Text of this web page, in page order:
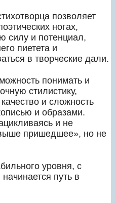
позволяет
ногах,
силу и потенциал,
пиетета и
в творческие дали.
понимать и
стилистику,
и сложность
и образами.
и не
пришедшее», но не
уровня, с
путь в